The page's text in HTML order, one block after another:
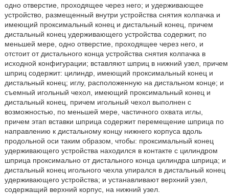
одно отверстие, проходящее через него; и удерживающее
устройство, размещенный внутри устройства снятия колпачка и
имеющий проксимальный конец и дистальный конец, причем
дистальный конец удерживающего устройства содержит, по
меньшей мере, одно отверстие, проходящее через него, и
отстоит от дистального конца устройства снятия колпачка в
исходной конфигурации; вставляют шприц в нижний узел, причем
шприц содержит: цилиндр, имеющий проксимальный конец и
дистальный конец; иглу, расположенную на дистальном конце; и
съемный игольный чехол, имеющий проксимальный конец и
дистальный конец, причем игольный чехол выполнен с
возможностью, по меньшей мере, частичного охвата иглы,
причем этап вставки шприца содержит перемещение шприца по
направлению к дистальному концу нижнего корпуса вдоль
продольной оси таким образом, чтобы: проксимальный конец
удерживающего устройства находился в контакте с цилиндром
шприца проксимально от дистального конца цилиндра шприца; и
дистальный конец игольного чехла упирался в дистальный конец
удерживающего устройства; и устанавливают верхний узел,
содержащий верхний корпус, на нижний узел.